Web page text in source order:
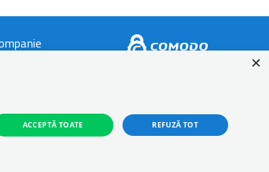
×
ACCEPTĂ TOATE REFUZĂ TOT